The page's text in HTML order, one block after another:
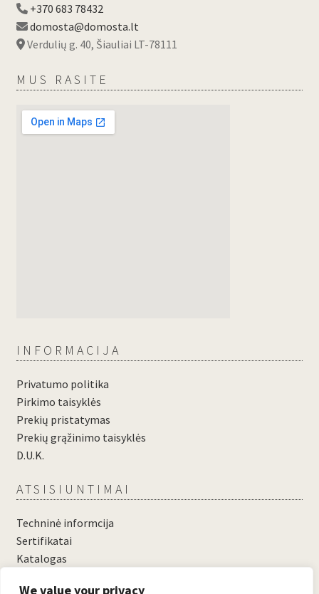
We value your privacy
+370 683 78432
domosta@domosta.lt
Verdulių g. 40, Šiauliai LT-78111
MUS RASITE
INFORMACIJA
Privatumo politika
Pirkimo taisyklės
Prekių pristatymas
Prekių grąžinimo taisyklės
D.U.K.
ATSISIUNTIMAI
Techninė informcija
Sertifikatai
Katalogas